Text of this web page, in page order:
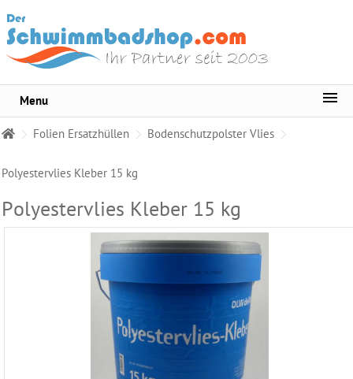
Folien Ersatzhüllen Bodenschutzpolster Vlies
Polyestervlies Kleber 15 kg
Polyestervlies Kleber 15 kg
Sortiment
Pflege
Menu